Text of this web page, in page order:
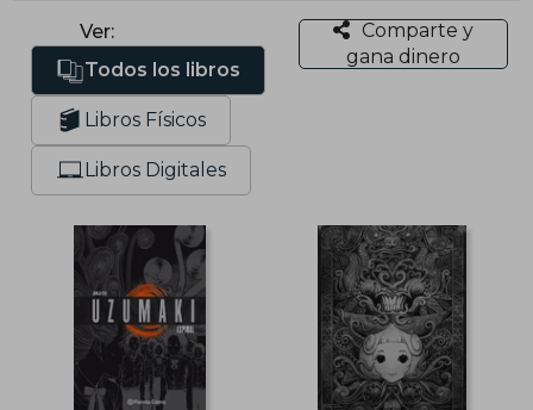
Ver:
Todos los libros
Libros Físicos
Libros Digitales
Comparte y
gana dinero